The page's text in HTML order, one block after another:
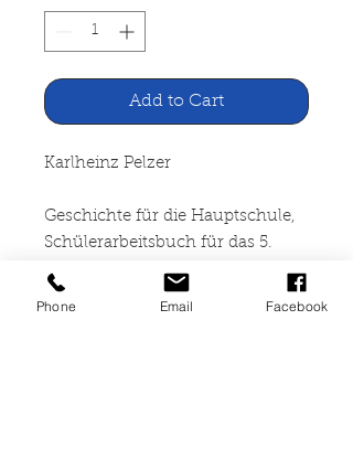
Add to Cart
Karlheinz Pelzer
Geschichte für die Hauptschule,
Schülerarbeitsbuch für das 5.
Schuljahr
Phone Email Facebook